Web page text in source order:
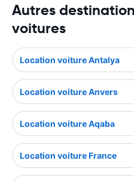
Autres
voitures
Location voiture Antalya
Location voiture Anvers
Location voiture Aqaba
Location voiture France